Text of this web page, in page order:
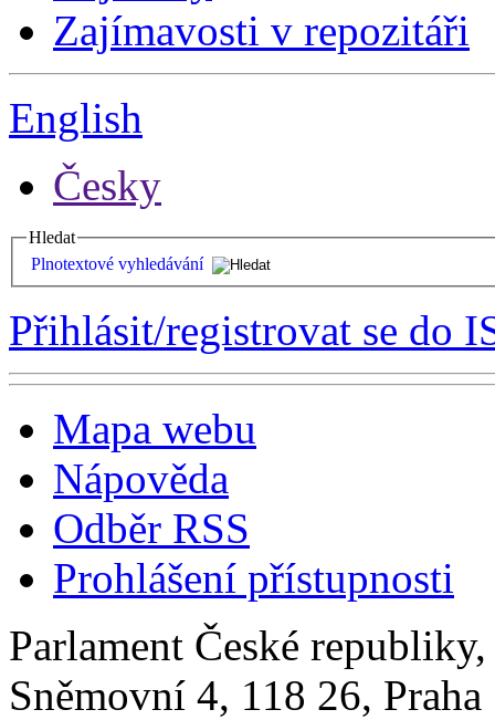
Zajímavosti v repozitáři
English
Česky
Hledat
Plnotextové vyhledávání
Přihlásit/registrovat se do
Mapa webu
Nápověda
Odběr RSS
Prohlášení přístupnosti
Parlament České
Sněmovní 4, 118 26,